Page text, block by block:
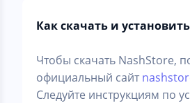
Как скачать и
Чтобы скачать NashStore,
официальный сайт
Следуйте инструкциям по